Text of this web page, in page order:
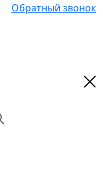
Обратный звонок